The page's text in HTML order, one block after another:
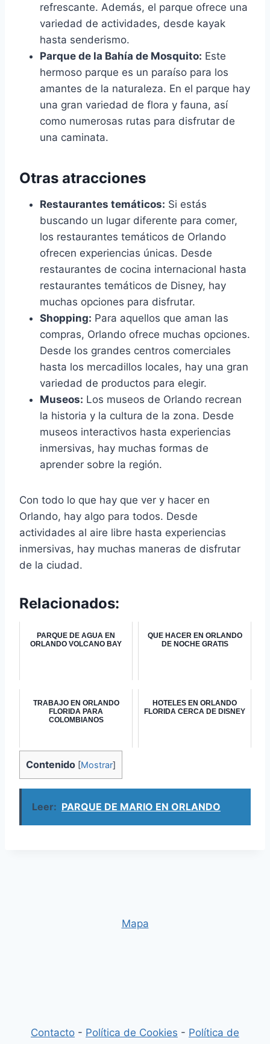
refrescante. Además, el parque ofrece una
variedad de actividades, desde kayak
hasta senderismo.
Parque de la Bahía de Mosquito: Este
hermoso parque es un paraíso para los
amantes de la naturaleza. En el parque hay
una gran variedad de flora y fauna, así
como numerosas rutas para disfrutar de
una caminata.
Otras atracciones
Restaurantes temáticos: Si estás
buscando un lugar diferente para comer,
los restaurantes temáticos de Orlando
ofrecen experiencias únicas. Desde
restaurantes de cocina internacional hasta
restaurantes temáticos de Disney, hay
muchas opciones para disfrutar.
Shopping: Para aquellos que aman las
compras, Orlando ofrece muchas opciones.
Desde los grandes centros comerciales
hasta los mercadillos locales, hay una gran
variedad de productos para elegir.
Museos: Los museos de Orlando recrean
la historia y la cultura de la zona. Desde
museos interactivos hasta experiencias
inmersivas, hay muchas formas de
aprender sobre la región.
Con todo lo que hay que ver y hacer en
Orlando, hay algo para todos. Desde
actividades al aire libre hasta experiencias
inmersivas, hay muchas maneras de disfrutar
de la ciudad.
Relacionados:
PARQUE DE AGUA EN
ORLANDO VOLCANO BAY
QUE HACER EN ORLANDO
DE NOCHE GRATIS
TRABAJO EN ORLANDO
FLORIDA PARA
COLOMBIANOS
HOTELES EN ORLANDO
FLORIDA CERCA DE DISNEY
Contenido [Mostrar]
Leer: PARQUE DE MARIO EN ORLANDO
Mapa
Contacto - Política de Cookies - Política de